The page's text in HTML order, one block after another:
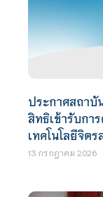
ประกาศสถาบั
สิทธิเข้ารับกา
เทคโนโลยีจิต
13 กรกฎาคม 2026